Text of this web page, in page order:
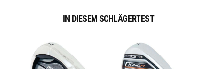
IN DIESEM SCHLÄGERTEST